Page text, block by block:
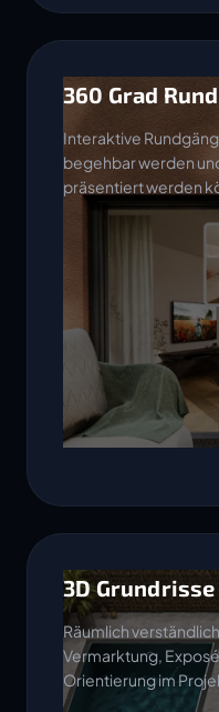
360 Grad
Interaktive
begehbar werden
präsentiert werden
3D Grundrisse
Räumlich
Vermarktung,
Orientierung im